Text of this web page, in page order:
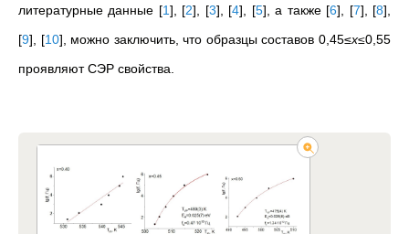
литературные данные [1] [2] [3] [4] [5] , а также [6] [7] [8]
[9] [10] , можно заключить, что образцы составов 0,45≤x≤0,55
проявляют СЭР свойства.